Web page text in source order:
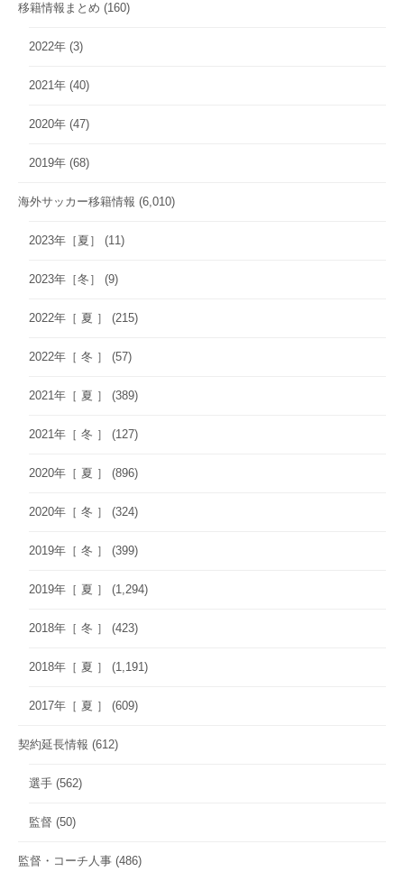
移籍情報まとめ (160)
2022年 (3)
2021年 (40)
2020年 (47)
2019年 (68)
海外サッカー移籍情報 (6,010)
2023年［夏］ (11)
2023年［冬］ (9)
2022年［ 夏 ］ (215)
2022年［ 冬 ］ (57)
2021年［ 夏 ］ (389)
2021年［ 冬 ］ (127)
2020年［ 夏 ］ (896)
2020年［ 冬 ］ (324)
2019年［ 冬 ］ (399)
2019年［ 夏 ］ (1,294)
2018年［ 冬 ］ (423)
2018年［ 夏 ］ (1,191)
2017年［ 夏 ］ (609)
契約延長情報 (612)
選手 (562)
監督 (50)
監督・コーチ人事 (486)